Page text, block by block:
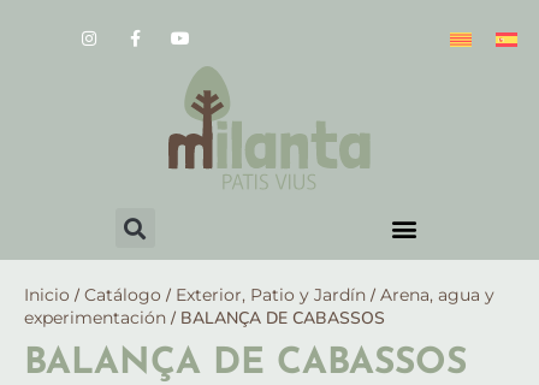
Inicio / Catálogo / Exterior, Patio y Jardín / Arena, agua y
experimentación / BALANÇA DE CABASSOS
BALANÇA DE CABASSOS